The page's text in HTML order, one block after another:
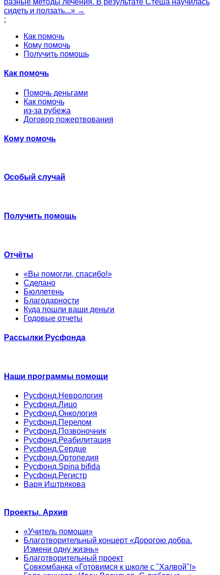
разные методы лечения. В результате Стеша научилась
сидеть и ползать...» →
;
Как помочь
Кому помочь
Получить помощь
Как помочь
Помочь деньгами
Как помочь
из-за рубежа
Договор пожертвования
Кому помочь
Особый случай
Получить помощь
Отчёты
«Вы помогли, спасибо!»
Сделано
Бюллетень
Благодарности
Куда пошли ваши деньги
Годовые отчеты
Рассылки Русфонда
Наши программы помощи
Русфонд.Неврология
Русфонд.Лицо
Русфонд.Онкология
Русфонд.Перелом
Русфонд.Позвоночник
Русфонд.Реабилитация
Русфонд.Сердце
Русфонд.Ортопедия
Русфонд.Spina bifida
Русфонд.Регистр
Варя Иштрякова
Проекты. Архив
«Учитель помощи»
Благотворительный концерт «Дорогою добра.
Измени одну жизнь»
Благотворительный проект
Совкомбанка «Готовимся к школе с "Халвой"!»